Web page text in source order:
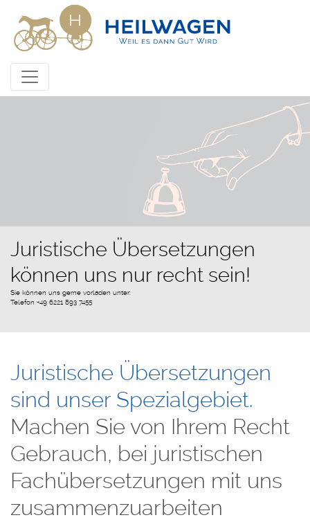
Juristische Übersetzungen
können uns nur recht sein!
Sie können uns gerne vorladen unter:
Telefon +49 6221 893 7455
Juristische Übersetzungen
sind unser Spezialgebiet.
Machen Sie von Ihrem Recht
Gebrauch, bei juristischen
Fachübersetzungen mit uns
zusammenzuarbeiten